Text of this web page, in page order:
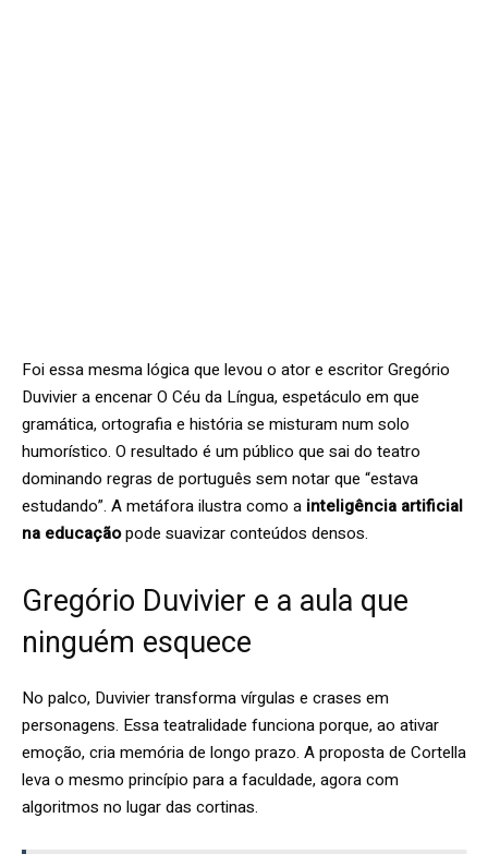
Foi essa mesma lógica que levou o ator e escritor Gregório
Duvivier a encenar O Céu da Língua, espetáculo em que
gramática, ortografia e história se misturam num solo
humorístico. O resultado é um público que sai do teatro
dominando regras de português sem notar que “estava
estudando”. A metáfora ilustra como a inteligência artificial
na educaçãopode suavizar conteúdos densos.
Gregório Duvivier e a aula que
ninguém esquece
No palco, Duvivier transforma vírgulas e crases em
personagens. Essa teatralidade funciona porque, ao ativar
emoção, cria memória de longo prazo. A proposta de Cortella
leva o mesmo princípio para a faculdade, agora com
algoritmos no lugar das cortinas.